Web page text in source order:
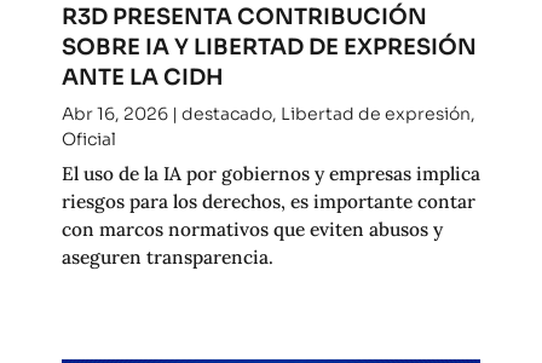
R3D PRESENTA CONTRIBUCIÓN
SOBRE IA Y LIBERTAD DE EXPRESIÓN
ANTE LA CIDH
Abr 16, 2026| destacado, Libertad de expresión,
Oficial
El uso de la IA por gobiernos y empresas implica
riesgos para los derechos, es importante contar
con marcos normativos que eviten abusos y
aseguren transparencia.